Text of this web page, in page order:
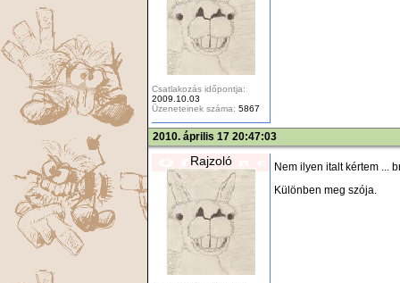
Csatlakozás időpontja:
2009.10.03
Üzeneteinek száma: 5867
2010. április 17 20:47:03
Rajzoló
Nem ilyen italt kértem ...
Különben meg szója.